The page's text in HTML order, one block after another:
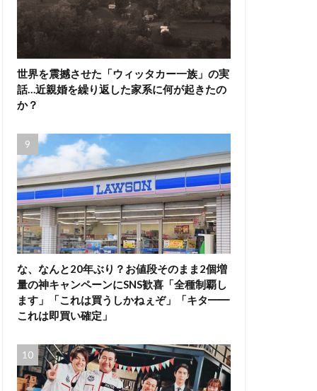
世界を震撼させた「ウィッタカー一族」の実
話…近親婚を繰り返した家系に何が起きたの
か？
な、なんと20年ぶり？お値段そのまま2個増
量の神キャンペーンにSNS歓喜「全種制覇し
ます」「これは買うしかねぇぞ」「キタ━━
これは即買い確定」